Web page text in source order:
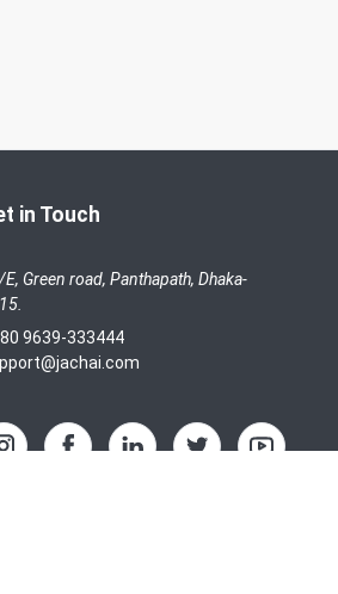
in Touch
Green road, Panthapath, Dhaka-
9639-333444